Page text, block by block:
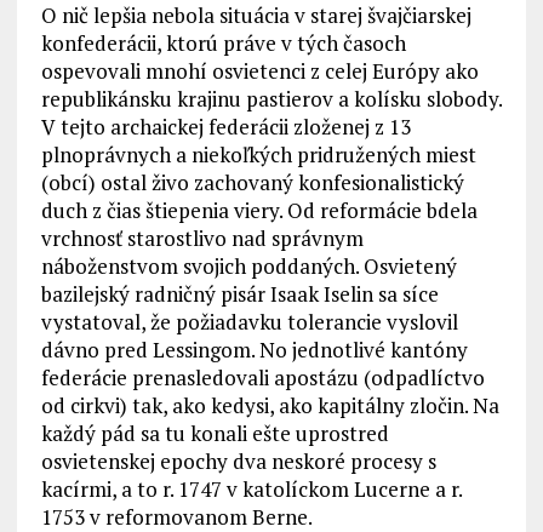
O nič lepšia nebola situácia v starej švajčiarskej
konfederácii, ktorú práve v tých časoch
ospevovali mnohí osvietenci z celej Európy ako
republikánsku krajinu pastierov a kolísku slobody.
V tejto archaickej federácii zloženej z 13
plnoprávnych a niekoľkých pridružených miest
(obcí) ostal živo zachovaný konfesionalistický
duch z čias štiepenia viery. Od reformácie bdela
vrchnosť starostlivo nad správnym
náboženstvom svojich poddaných. Osvietený
bazilejský radničný pisár Isaak Iselin sa síce
vystatoval, že požiadavku tolerancie vyslovil
dávno pred Lessingom. No jednotlivé kantóny
federácie prenasledovali apostázu (odpadlíctvo
od cirkvi) tak, ako kedysi, ako kapitálny zločin. Na
každý pád sa tu konali ešte uprostred
osvietenskej epochy dva neskoré procesy s
kacírmi, a to r. 1747 v katolíckom Lucerne a r.
1753 v reformovanom Berne.